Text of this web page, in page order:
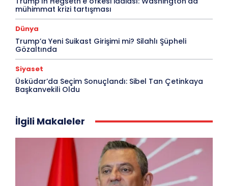
mühimmat krizi tartışması
Dünya
Trump’a Yeni Suikast Girişimi mi? Silahlı Şüpheli
Gözaltında
Siyaset
Üsküdar’da Seçim Sonuçlandı: Sibel Tan Çetinkaya
Başkanvekili Oldu
İlgili Makaleler